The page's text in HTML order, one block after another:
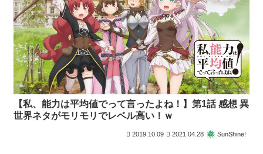
【私、能力は平均値でって言ったよね！】第1話 感想 異
世界ネタがモリモリでレベル高い！ｗ
2019.10.09 2021.04.28 SunShine!